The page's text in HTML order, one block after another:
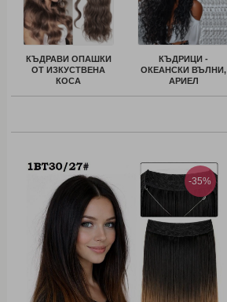
КЪДРАВИ ОПАШКИ
ОТ ИЗКУСТВЕНА
КОСА
КЪДРИЦИ -
ОКЕАНСКИ ВЪЛНИ,
АРИЕЛ
-35%